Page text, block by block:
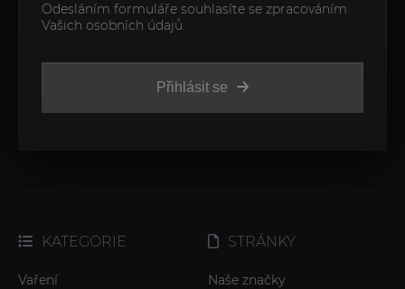
Přihlásit se
Odesláním formuláře souhlasíte se zpracováním
Vašich osobních údajů.
KATEGORIE
Vaření
STRÁNKY
Naše značky